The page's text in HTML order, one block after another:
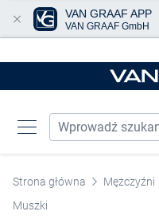
Strona główna Mężczyźni
Muszki
VAN GRAAF APP
VAN GRAAF GmbH